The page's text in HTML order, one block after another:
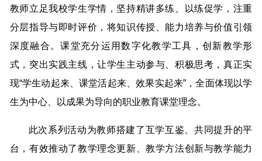
教师立足我校学生学情，坚持精讲多练、以练促学，注重
分层指导与即时评价，将知识传授、能力培养与价值引领
深度融合。课堂充分运用数字化教学工具，创新教学形
式，突出实践主线，让学生主动参与、积极思考，真正实
现“学生动起来、课堂活起来、效果实起来”，全面体现以学
生为中心、以成果为导向的职业教育课堂理念。
此次系列活动为教师搭建了互学互鉴、共同提升的平
台，有效推动了教学理念更新、教学方法创新与教学能力